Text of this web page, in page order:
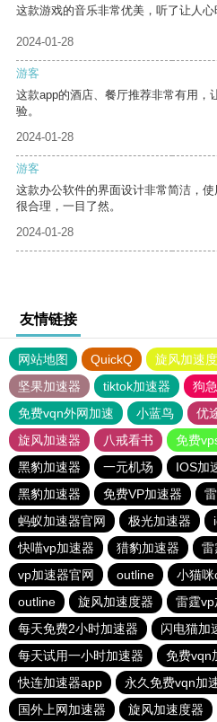
这款游戏的音乐非常优美，听了让人心
2024-01-28
游客
这款app的酒店、餐厅推荐非常有用，
验。
2024-01-28
游客
这款办公软件的界面设计非常简洁，
很合理，一目了然。
2024-01-28
友情链接
网站地图 QuickQ 旋风加速
坚果加速器
tiktok加速器
狗
免费vqn外网加速
小蓝鸟 优
旋风加速器
八戒看书
免费
黑豹加速器
一元机场 IOS加
黑豹加速器
免费VP加速器
蚂蚁加速器官网
极光加速器
快喵vp加速器
猎豹加速器 雷
vp加速器官网
outline 小猫
outline
旋风加速度器 雷霆vp
每天免费2小时加速器
闪电猫加
每天试用一小时加速器
免费vqn
快连加速器app
永久免费vqn加
国外上网加速器
旋风加速度器